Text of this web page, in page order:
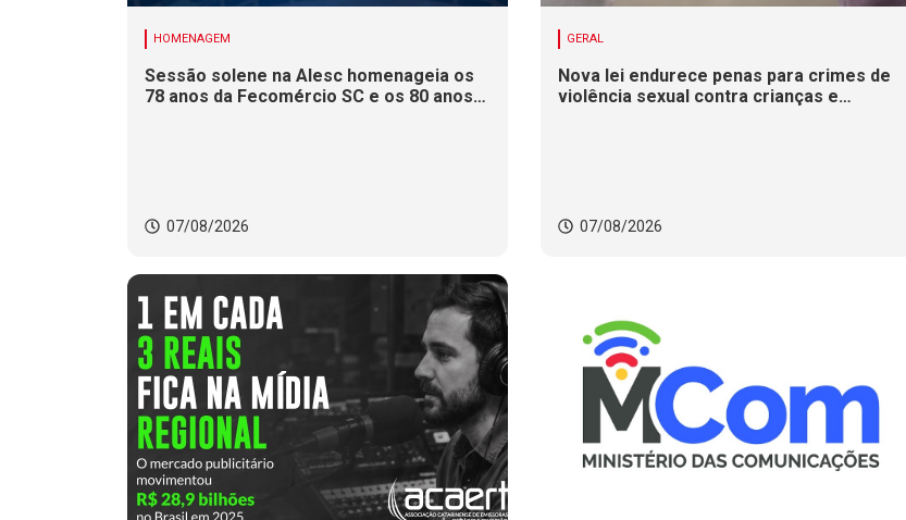
HOMENAGEM
Sessão solene na Alesc homenageia os
78 anos da Fecomércio SC e os 80 anos
07/08/2026
GERAL
Nova lei endurece penas para crimes de
violência sexual contra crianças e
07/08/2026